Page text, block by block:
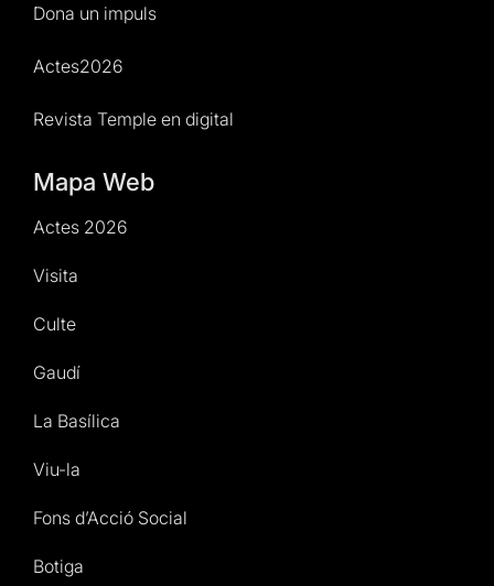
Dona un impuls
Actes2026
Revista Temple en digital
Mapa Web
Actes 2026
Visita
Culte
Gaudí
La Basílica
Viu-la
Fons d’Acció Social
Botiga